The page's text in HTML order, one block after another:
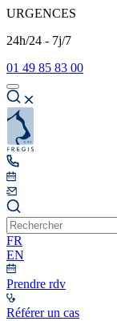
URGENCES
24h/24 - 7j/7
01 49 85 83 00
FR
EN
Prendre rdv
Référer un cas